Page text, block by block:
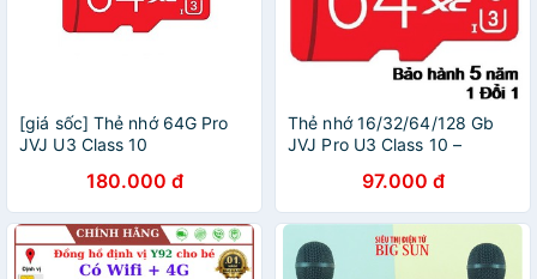
[giá sốc] Thẻ nhớ 64G Pro
JVJ U3 Class 10
180.000 đ
Thẻ nhớ 16/32/64/128 Gb
JVJ Pro U3 Class 10 –
tốc độ cao - Bh 5 năm FREE
SHIP
97.000 đ